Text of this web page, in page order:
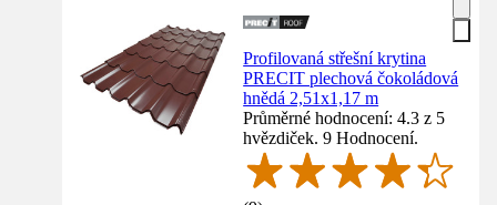
Profilovaná střešní krytina
PRECIT plechová čokoládová
hnědá 2,51x1,17 m
Průměrné hodnocení: 4.3 z 5
hvězdiček. 9 Hodnocení.